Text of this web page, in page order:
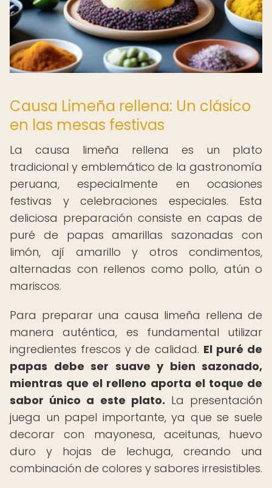
Causa Limeña rellena: Un clásico
en las mesas festivas
La causa limeña rellena es un plato
tradicional y emblemático de la gastronomía
peruana, especialmente en ocasiones
festivas y celebraciones especiales. Esta
deliciosa preparación consiste en capas de
puré de papas amarillas sazonadas con
limón, ají amarillo y otros condimentos,
alternadas con rellenos como pollo, atún o
mariscos.
Para preparar una causa limeña rellena de
manera auténtica, es fundamental utilizar
ingredientes frescos y de calidad. El puré de
papas debe ser suave y bien sazonado,
mientras que el relleno aporta el toque de
sabor único a este plato. La presentación
juega un papel importante, ya que se suele
decorar con mayonesa, aceitunas, huevo
duro y hojas de lechuga, creando una
combinación de colores y sabores irresistibles.